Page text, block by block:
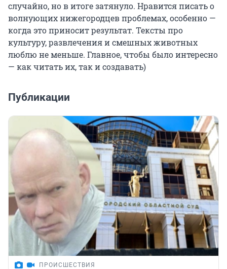
случайно, но в итоге затянуло. Нравится писать о
волнующих нижегородцев проблемах, особенно —
когда это приносит результат. Тексты про
культуру, развлечения и смешных животных
люблю не меньше. Главное, чтобы было интересно
— как читать их, так и создавать)
Публикации
ПРОИСШЕСТВИЯ